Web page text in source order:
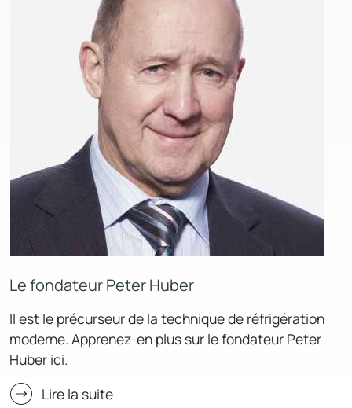
Le fondateur Peter Huber
Il est le précurseur de la technique de réfrigération
moderne. Apprenez-en plus sur le fondateur Peter
Huber ici.
Lire la suite